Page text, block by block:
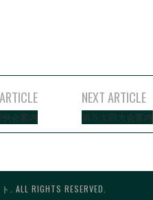
例会案内
NEXT ARTICLE
第５１回大会案内
RIGHTS RESERVED.